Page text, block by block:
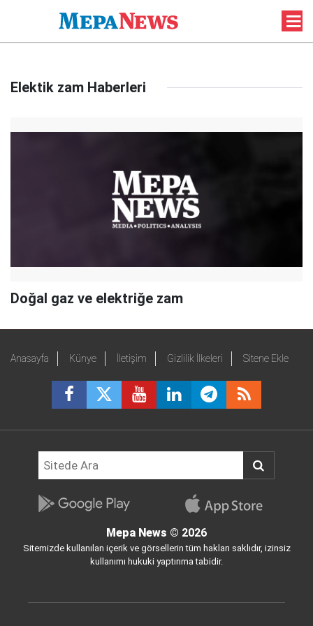
Elektik zam Haberleri
Doğal gaz ve elektriğe zam
Anasayfa Künye İletişim Gizlilik İlkeleri Sitene Ekle
Mepa News © 2026
Sitemizde kullanılan içerik ve görsellerin tüm hakları saklıdır, izinsiz
kullanımı hukuki yaptırıma tabidir.